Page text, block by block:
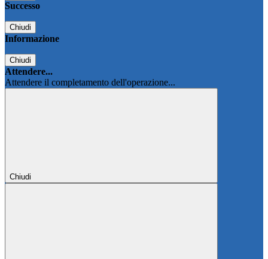
Successo
Chiudi
Informazione
Chiudi
Attendere...
Attendere il completamento dell'operazione...
Chiudi